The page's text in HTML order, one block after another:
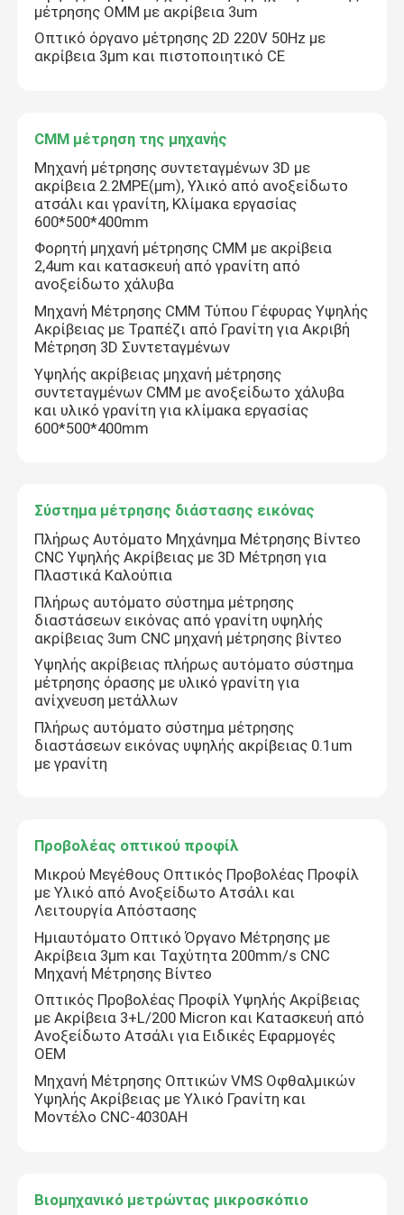
Δισδιάστατη μηχανή μέτρησης συντεταγμένων
Περίγραμμα που μετρά τη μηχανή
Βίντεο που μετρά τις μηχανές
Μηχανή μέτρησης συντεταγμένων Gantry
Οπτική μηχανή μέτρησης OMM
CMM μέτρηση της μηχανής
Προβολέας οπτικού προφίλ
Βιομηχανικό μετρώντας μικροσκόπιο
Χειρωνακτική ισότιμη μετρώντας μηχανή
Λειότητα που μετρά τη μηχανή
Μηχανή δοκιμής AOI
μέτρησης OMM με ακρίβεια 3um
Οπτικό όργανο μέτρησης 2D 220V 50Hz με
ακρίβεια 3μm και πιστοποιητικό CE
CMM μέτρηση της μηχανής
Μηχανή μέτρησης συντεταγμένων 3D με
ακρίβεια 2.2MPE(μm), Υλικό από ανοξείδωτο
ατσάλι και γρανίτη, Κλίμακα εργασίας
600*500*400mm
Φορητή μηχανή μέτρησης CMM με ακρίβεια
2,4um και κατασκευή από γρανίτη από
ανοξείδωτο χάλυβα
Μηχανή Μέτρησης CMM Τύπου Γέφυρας Υψηλής
Ακρίβειας με Τραπέζι από Γρανίτη για Ακριβή
Μέτρηση 3D Συντεταγμένων
Υψηλής ακρίβειας μηχανή μέτρησης
συντεταγμένων CMM με ανοξείδωτο χάλυβα
και υλικό γρανίτη για κλίμακα εργασίας
600*500*400mm
Σύστημα μέτρησης διάστασης εικόνας
Πλήρως Αυτόματο Μηχάνημα Μέτρησης Βίντεο
CNC Υψηλής Ακρίβειας με 3D Μέτρηση για
Πλαστικά Καλούπια
Πλήρως αυτόματο σύστημα μέτρησης
διαστάσεων εικόνας από γρανίτη υψηλής
ακρίβειας 3um CNC μηχανή μέτρησης βίντεο
Υψηλής ακρίβειας πλήρως αυτόματο σύστημα
μέτρησης όρασης με υλικό γρανίτη για
ανίχνευση μετάλλων
Πλήρως αυτόματο σύστημα μέτρησης
διαστάσεων εικόνας υψηλής ακρίβειας 0.1um
με γρανίτη
Προβολέας οπτικού προφίλ
Μικρού Μεγέθους Οπτικός Προβολέας Προφίλ
με Υλικό από Ανοξείδωτο Ατσάλι και
Λειτουργία Απόστασης
Ημιαυτόματο Οπτικό Όργανο Μέτρησης με
Ακρίβεια 3μm και Ταχύτητα 200mm/s CNC
Μηχανή Μέτρησης Βίντεο
Οπτικός Προβολέας Προφίλ Υψηλής Ακρίβειας
με Ακρίβεια 3+L/200 Micron και Κατασκευή από
Ανοξείδωτο Ατσάλι για Ειδικές Εφαρμογές
OEM
Μηχανή Μέτρησης Οπτικών VMS Οφθαλμικών
Υψηλής Ακρίβειας με Υλικό Γρανίτη και
Μοντέλο CNC-4030AH
Βιομηχανικό μετρώντας μικροσκόπιο